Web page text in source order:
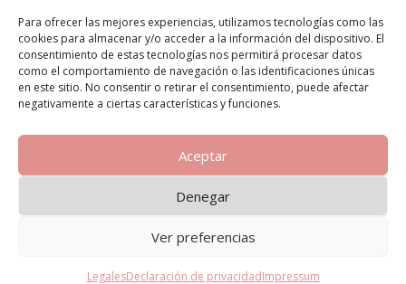
Para ofrecer las mejores experiencias, utilizamos tecnologías como las
cookies para almacenar y/o acceder a la información del dispositivo. El
consentimiento de estas tecnologías nos permitirá procesar datos
como el comportamiento de navegación o las identificaciones únicas
en este sitio. No consentir o retirar el consentimiento, puede afectar
negativamente a ciertas características y funciones.
Aceptar
Denegar
Ver preferencias
LegalesDeclaración de privacidadImpressum
Legales